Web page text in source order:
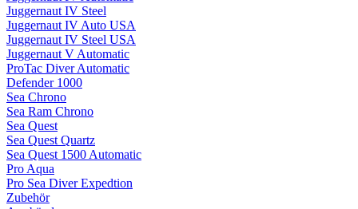
Juggernaut IV Steel
Juggernaut IV Auto USA
Juggernaut IV Steel USA
Juggernaut V Automatic
ProTac Diver Automatic
Defender 1000
Sea Chrono
Sea Ram Chrono
Sea Quest
Sea Quest Quartz
Sea Quest 1500 Automatic
Pro Aqua
Pro Sea Diver Expedtion
Zubehör